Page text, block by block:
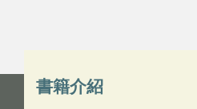
書籍介紹